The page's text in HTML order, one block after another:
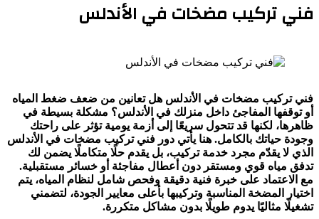
فني تركيب مضخات في الأندلس
فني تركيب مضخات في الأندلس هل تعانين من ضعف ضغط المياه
أو توقفها المفاجئ داخل منزلك في الأندلس؟ مشكلة بسيطة في
ظاهرها، لكنها قد تتحول سريعًا إلى أزمة يومية تؤثر على راحتك
وجودة حياتك بالكامل. هنا يأتي دور فني تركيب مضخات في الأندلس
الذي لا يقدّم مجرد خدمة تركيب، بل يقدم حلًا متكاملًا يضمن لك
تدفق مياه قوي ومستقر دون أعطال مفاجئة أو خسائر مستقبلية.
مع الاعتماد على خبرة فنية دقيقة وفحص شامل لنظام المياه، يتم
اختيار المضخة المناسبة وتركيبها بأعلى معايير الجودة، لتضمني
تشغيلًا مثاليًا يدوم طويلًا بدون مشاكل متكررة.